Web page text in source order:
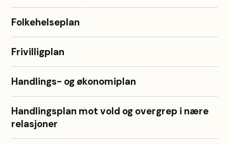
t
Folkehelseplan
Frivilligplan
Handlings- og økonomiplan
Handlingsplan mot vold og overgrep i nære
relasjoner